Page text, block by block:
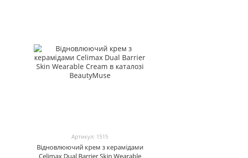
Артикул: 1515
Відновлюючий крем з керамідами
Celimax Dual Barrier Skin Wearable